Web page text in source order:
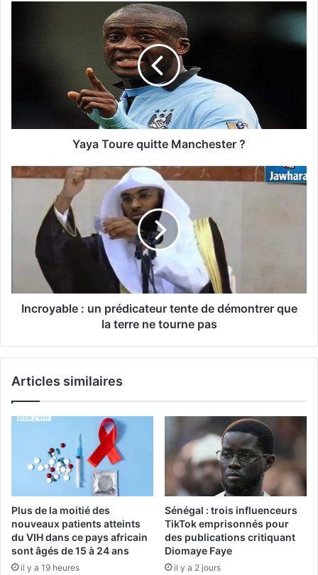
Yaya Toure quitte Manchester ?
Incroyable : un prédicateur tente de démontrer que
la terre ne tourne pas
Articles similaires
Plus de la moitié des
nouveaux patients atteints
du VIH dans ce pays africain
sont âgés de 15 à 24 ans
il y a 19 heures
Sénégal : trois influenceurs
TikTok emprisonnés pour
des publications critiquant
Diomaye Faye
il y a 2 jours